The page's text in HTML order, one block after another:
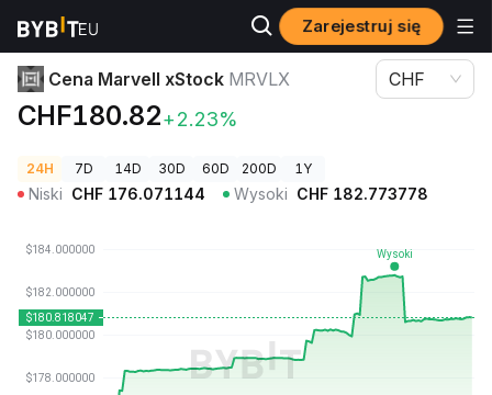
Zarejestruj się
Ceny kryptowalut Cena Marvell xStock MRVLX
Cena Marvell xStock MRVLX
CHF180.82+2.23%
CHF
24H 7D 14D 30D 60D 200D 1Y
Niski CHF 176.071144 Wysoki CHF 182.773778